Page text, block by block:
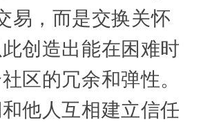
易，而是交换关怀
创造出能在困难时
区的冗余和弹性。
他人互相建立信任